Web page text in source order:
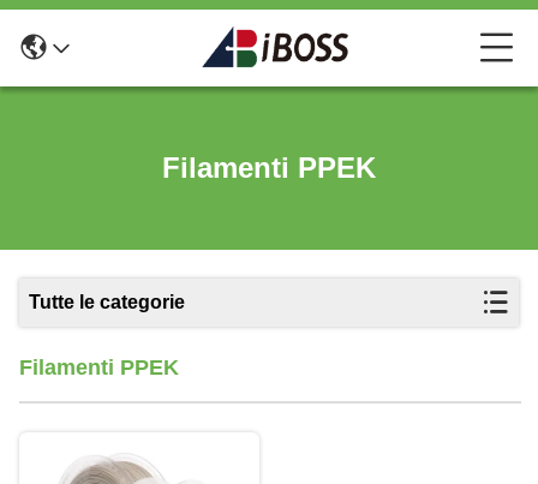
Filamenti PPEK
Tutte le categorie
Filamenti PPEK